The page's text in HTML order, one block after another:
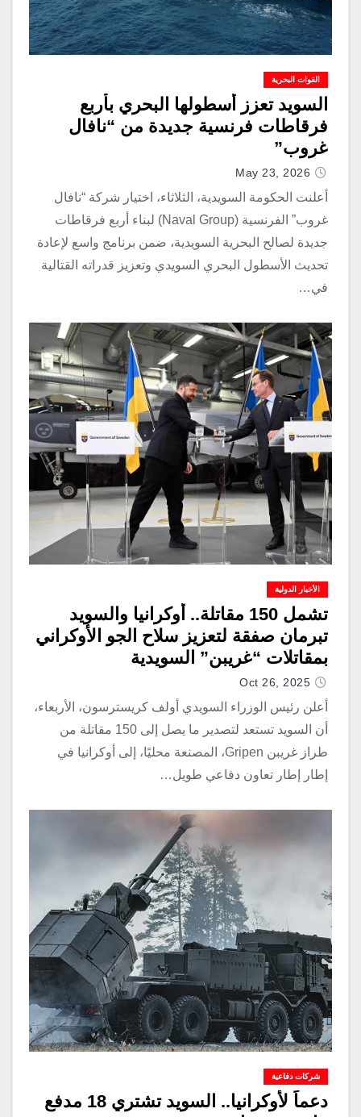
القوات البحرية
السويد تعزز أسطولها البحري بأربع
فرقاطات فرنسية جديدة من “نافال
غروب”
May 23, 2026
أعلنت الحكومة السويدية، الثلاثاء، اختيار شركة “نافال
غروب” الفرنسية (Naval Group) لبناء أربع فرقاطات
جديدة لصالح البحرية السويدية، ضمن برنامج واسع لإعادة
تحديث الأسطول البحري السويدي وتعزيز قدراته القتالية
في…
الأخبار الدولية
تشمل 150 مقاتلة.. أوكرانيا والسويد
تبرمان صفقة لتعزيز سلاح الجو الأوكراني
بمقاتلات “غريبن” السويدية
Oct 26, 2025
أعلن رئيس الوزراء السويدي أولف كريسترسون، الأربعاء،
أن السويد تستعد لتصدير ما يصل إلى 150 مقاتلة من
طراز غريبن Gripen، المصنعة محليًا، إلى أوكرانيا في
إطار إطار تعاون دفاعي طويل…
شركات دفاعية
دعماً لأوكرانيا.. السويد تشتري 18 مدفع